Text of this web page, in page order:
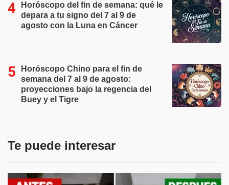
Horóscopo del fin de semana: qué le
depara a tu signo del 7 al 9 de
agosto con la Luna en Cáncer
Horóscopo Chino para el fin de
semana del 7 al 9 de agosto:
proyecciones bajo la regencia del
Buey y el Tigre
Te puede interesar